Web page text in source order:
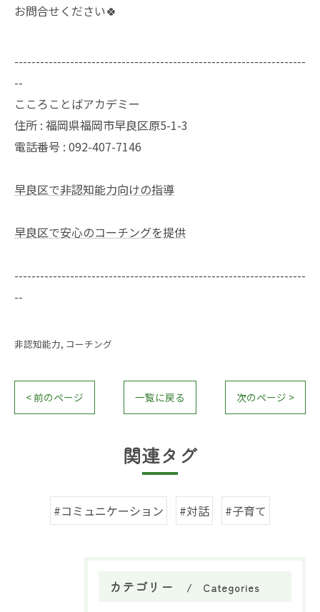
お問合せください🍀
--------------------------------------------------------------------
--
こころことばアカデミー
住所 : 福岡県福岡市早良区原5-1-3
電話番号 : 092-407-7146
早良区で非認知能力向けの指導
早良区で安心のコーチングを提供
--------------------------------------------------------------------
--
非認知能力 コーチング
< 前のページ 一覧に戻る 次のページ >
関連タグ
#コミュニケーション #対話 #子育て
カテゴリー Categories